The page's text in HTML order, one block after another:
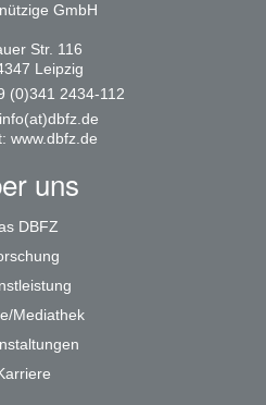
GmbH
Str. 116
Leipzig
(0)341 2434-112
info(at)dbfz.de
www.dbfz.de
uns
DBFZ
Mediathek